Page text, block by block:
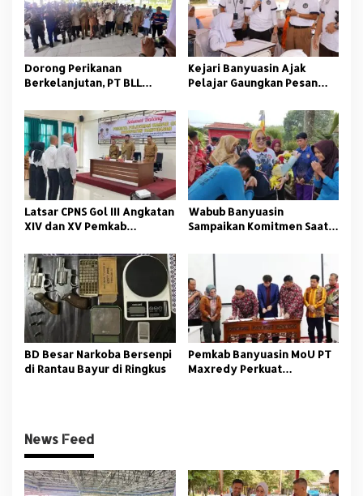
Dorong Perikanan
Berkelanjutan, PT BLL
dengan Pelatihan Alat
Tangkap
Kejari Banyuasin Ajak
Pelajar Gaungkan Pesan
Latsar CPNS Gol III Angkatan
XIV dan XV Pemkab
Wabub Banyuasin
Sampaikan Komitmen Saat
Nasional
BD Besar Narkoba Bersenpi
di Rantau Bayur di Ringkus
Pemkab Banyuasin MoU PT
Maxredy Perkuat
News Feed